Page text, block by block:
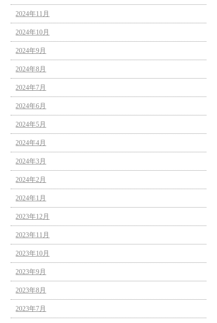
2024年11月
2024年10月
2024年9月
2024年8月
2024年7月
2024年6月
2024年5月
2024年4月
2024年3月
2024年2月
2024年1月
2023年12月
2023年11月
2023年10月
2023年9月
2023年8月
2023年7月